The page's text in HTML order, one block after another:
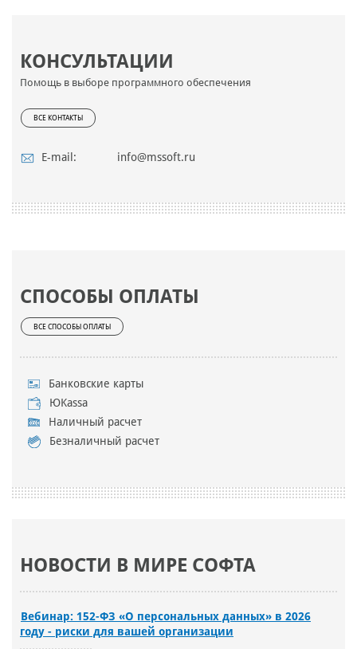
КОНСУЛЬТАЦИИ
Помощь в выборе программного обеспечения
ВСЕ КОНТАКТЫ
E-mail: info@mssoft.ru
СПОСОБЫ ОПЛАТЫ
ВСЕ СПОСОБЫ ОПЛАТЫ
Банковские карты
ЮKassa
Наличный расчет
Безналичный расчет
НОВОСТИ В МИРЕ СОФТА
Вебинар: 152-ФЗ «О персональных данных» в 2026
году - риски для вашей организации